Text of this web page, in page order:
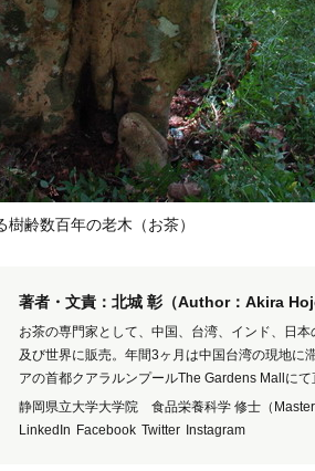
樹齢数百年の老木（お茶）
著者・文責：北城 彰（Author：Akira
お茶の専門家として、中国、台湾、インド、日
及び世界に販売。年間3ヶ月は中国台湾の現地に
アの首都クアラルンプールThe Gardens Mallにて
静岡県立大学大学院 食品栄養科学 修士（
LinkedIn Facebook Twitter Instagram